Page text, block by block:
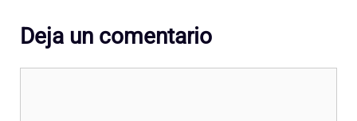
Deja un comentario